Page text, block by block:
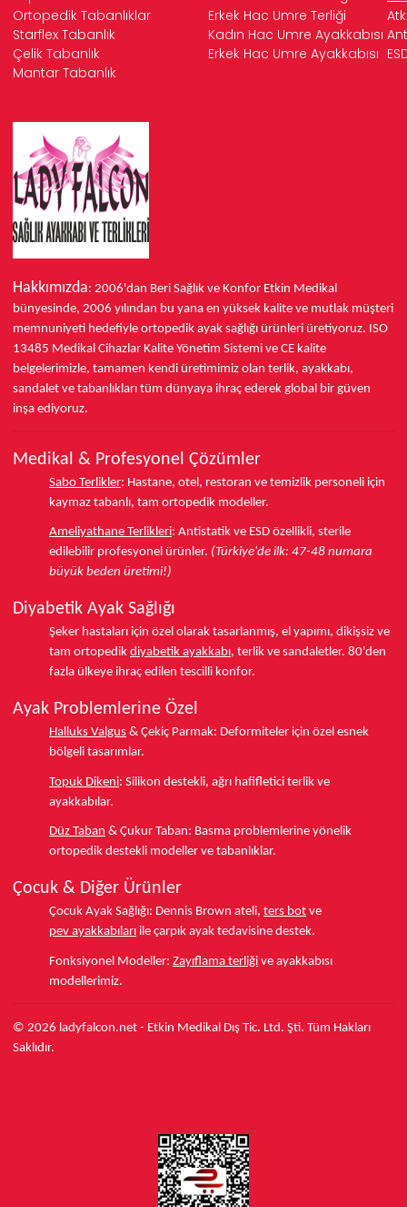
Ortopedik Tabanlıklar
Erkek Hac Umre Terliği
Starflex Tabanlık
Kadın Hac Umre Ayakkabısı
Çelik Tabanlık
Erkek Hac Umre Ayakkabısı
Mantar Tabanlık
Hakkımızda: 2006'dan Beri Sağlık ve Konfor Etkin Medikal
bünyesinde, 2006 yılından bu yana en yüksek kalite ve mutlak müşteri
memnuniyeti hedefiyle ortopedik ayak sağlığı ürünleri üretiyoruz. ISO
13485 Medikal Cihazlar Kalite Yönetim Sistemi ve CE kalite
belgelerimizle, tamamen kendi üretimimiz olan terlik, ayakkabı,
sandalet ve tabanlıkları tüm dünyaya ihraç ederek global bir güven
inşa ediyoruz.
Medikal & Profesyonel Çözümler
Sabo Terlikler: Hastane, otel, restoran ve temizlik personeli için
kaymaz tabanlı, tam ortopedik modeller.
Ameliyathane Terlikleri: Antistatik ve ESD özellikli, sterile
edilebilir profesyonel ürünler. (Türkiye'de ilk: 47-48 numara
büyük beden üretimi!)
Diyabetik Ayak Sağlığı
Şeker hastaları için özel olarak tasarlanmış, el yapımı, dikişsiz ve
tam ortopedik diyabetik ayakkabı, terlik ve sandaletler. 80'den
fazla ülkeye ihraç edilen tescilli konfor.
Ayak Problemlerine Özel
Halluks Valgus & Çekiç Parmak: Deformiteler için özel esnek
bölgeli tasarımlar.
Topuk Dikeni: Silikon destekli, ağrı hafifletici terlik ve
ayakkabılar.
Düz Taban & Çukur Taban: Basma problemlerine yönelik
ortopedik destekli modeller ve tabanlıklar.
Çocuk & Diğer Ürünler
Çocuk Ayak Sağlığı: Dennis Brown ateli, ters bot ve
pev ayakkabıları ile çarpık ayak tedavisine destek.
Fonksiyonel Modeller: Zayıflama terliği ve ayakkabısı
modellerimiz.
© 2026 ladyfalcon.net - Etkin Medikal Dış Tic. Ltd. Şti. Tüm Hakları
Saklıdır.